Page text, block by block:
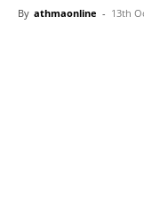
By athmaonline - 13th